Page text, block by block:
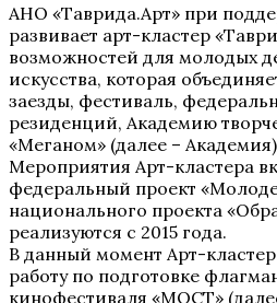
АНО «Таврида.Арт» при
развивает арт-кластер
возможностей для молодых
искусства, которая
заезды, фестиваль,
резиденций, Академию
«Меганом» (далее –
Мероприятия Арт-кластера
федеральный проект
национального проекта
реализуются с 2015 года.
В данный момент Арт-
работу по подготовке
кинофестиваля «МОСТ»